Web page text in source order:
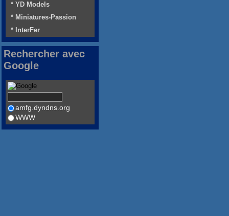
* YD Models
* Miniatures-Passion
* InterFer
Rechercher avec
Google
amfg.dyndns.org
WWW